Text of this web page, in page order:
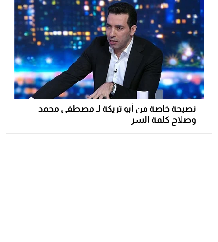
نصيحة خاصة من أبو تريكة لـ مصطفى محمد
وصلاح كلمة السر